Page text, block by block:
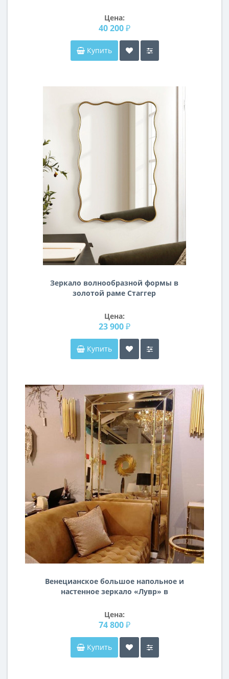
Цена:
40 200 ₽
Купить
Зеркало волнообразной формы в
золотой раме Стаггер
Цена:
23 900 ₽
Купить
Венецианское большое напольное и
настенное зеркало «Лувр» в
Цена:
74 800 ₽
Купить